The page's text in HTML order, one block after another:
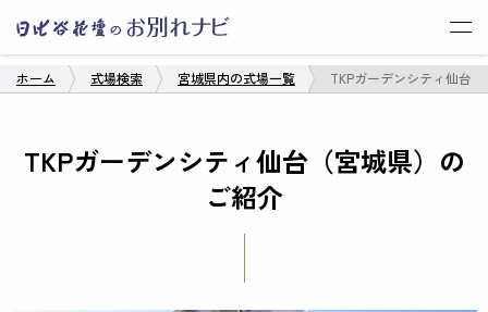
ホーム 式場検索 宮城県内の式場一覧 TKPガーデンシティ仙台
TKPガーデンシティ仙台（宮城県）の
ご紹介